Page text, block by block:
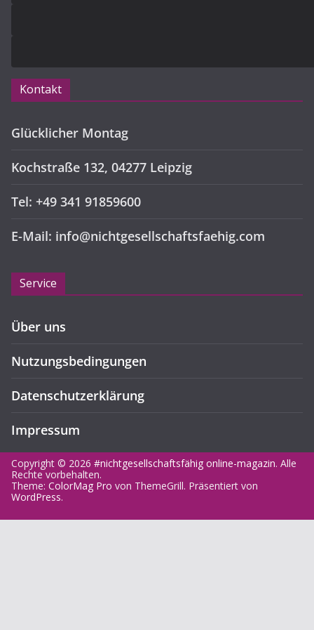
Kontakt
Glücklicher Montag
Kochstraße 132, 04277 Leipzig
Tel: +49 341 91859600
E-Mail: info@nichtgesellschaftsfaehig.com
Service
Über uns
Nutzungsbedingungen
Datenschutzerklärung
Impressum
Copyright © 2026 #nichtgesellschaftsfähig online-magazin. Alle
Rechte vorbehalten.
Theme: ColorMag Pro von ThemeGrill. Präsentiert von
WordPress.